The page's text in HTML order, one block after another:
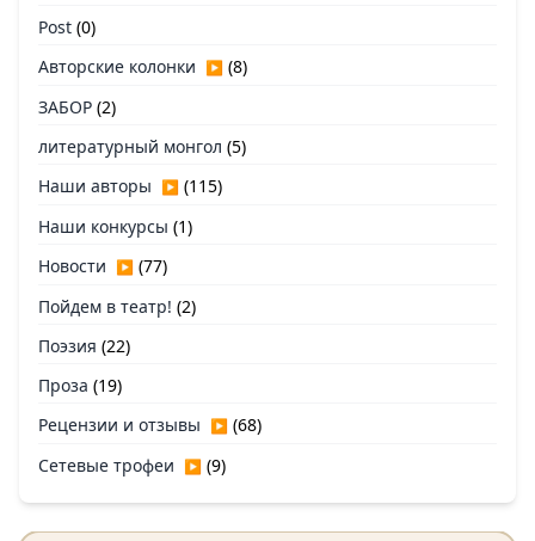
Post (0)
Авторские колонки ▶ (8)
ЗАБОР (2)
литературный монгол (5)
Наши авторы ▶ (115)
Наши конкурсы (1)
Новости ▶ (77)
Пойдем в театр! (2)
Поэзия (22)
Проза (19)
Рецензии и отзывы ▶ (68)
Сетевые трофеи ▶ (9)